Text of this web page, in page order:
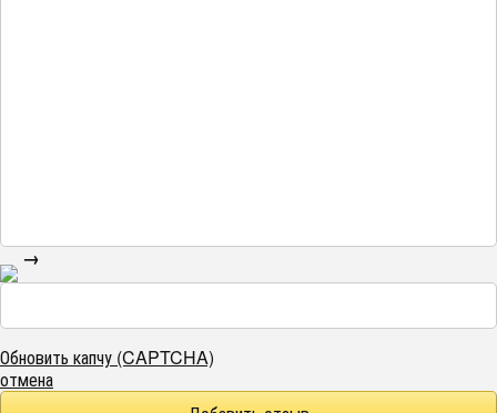
→
Обновить капчу (CAPTCHA)
отмена